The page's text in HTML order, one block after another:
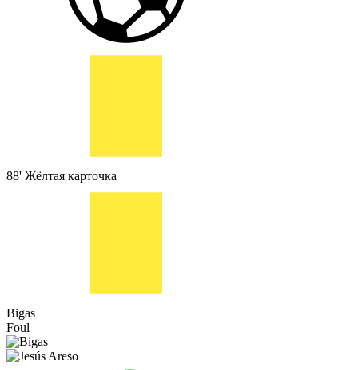
88' Жёлтая карточка
Bigas
Foul